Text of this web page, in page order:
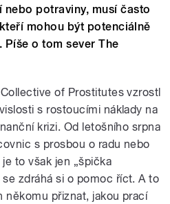
potraviny, musí často
mohou být potenciálně
Píše o tom sever The
of Prostitutes vzrostl
s rostoucími náklady na
krizi. Od letošního srpna
s prosbou o radu nebo
to však jen „špička
zdráhá si o pomoc říct. A to
někomu přiznat, jakou prací